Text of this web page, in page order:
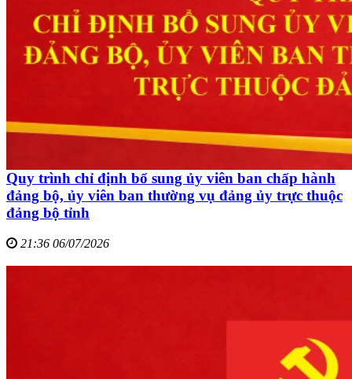
Quy trình chỉ định bổ sung ủy viên ban chấp hành
đảng bộ, ủy viên ban thường vụ đảng ủy trực thuộc
đảng bộ tỉnh
21:36 06/07/2026